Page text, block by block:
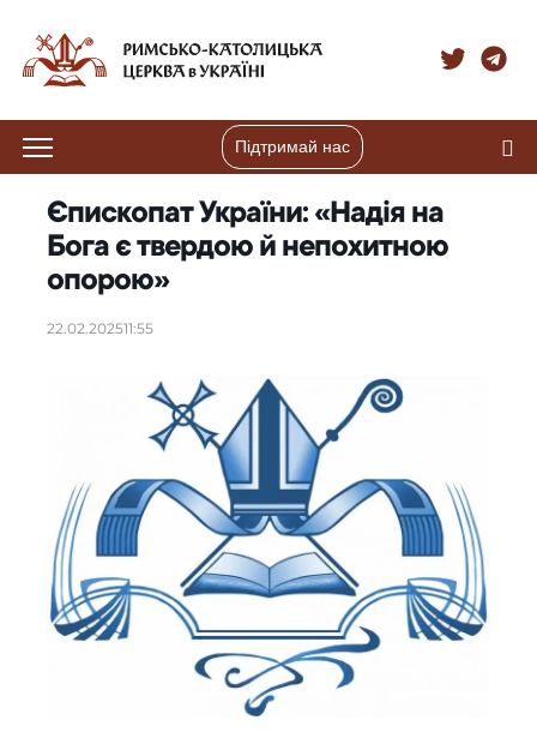
Підтримай нас
Єпископат України: «Надія на
Бога є твердою й непохитною
опорою»
22.02.202511:55